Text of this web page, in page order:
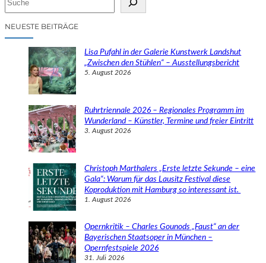
cNEUESTE BEITRÄGE
Lisa Pufahl in der Galerie Kunstwerk Landshut
„Zwischen den Stühlen“ – Ausstellungsbericht
5. August 2026
Ruhrtriennale 2026 – Regionales Programm im
Wunderland – Künstler, Termine und freier Eintritt
3. August 2026
Christoph Marthalers „Erste letzte Sekunde – eine
Gala“: Warum für das Lausitz Festival diese
Koproduktion mit Hamburg so interessant ist.
1. August 2026
Opernkritik – Charles Gounods „Faust“ an der
Bayerischen Staatsoper in München –
Opernfestspiele 2026
31. Juli 2026